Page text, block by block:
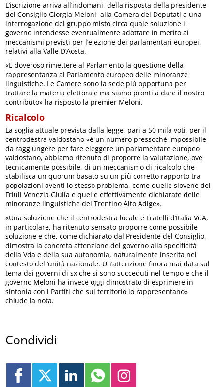
L’iscrizione arriva all’indomani della risposta della presidente
del Consiglio Giorgia Meloni alla Camera dei Deputati a una
interrogazione del gruppo misto circa quale soluzione il
governo intendesse eventualmente adottare in merito ai
meccanismi previsti per l’elezione dei parlamentari europei,
relativi alla Valle D’Aosta.
«È doveroso rimettere al Parlamento la questione della
rappresentanza al Parlamento europeo delle minoranze
linguistiche. Le Camere sono la sede più opportuna per
trattare la materia elettorale ma siamo pronti a dare il nostro
contributo» ha risposto la premier Meloni.
Ricalcolo
La soglia attuale prevista dalla legge, pari a 50 mila voti, per il
centrodestra valdostano «è un numero pressoché impossibile
da raggiungere per fare eleggere un parlamentare europeo
valdostano, abbiamo ritenuto di proporre la valutazione, ove
tecnicamente possibile, di un meccanismo di ricalcolo che
stabilisca un quorum basato su un più corretto rapporto tra
popolazioni aventi lo stesso problema, come quelle slovene del
Friuli Venezia Giulia e quelle effettivamente dichiarate delle
minoranze linguistiche del Trentino Alto Adige».
«Una soluzione che il centrodestra locale e Fratelli d’Italia VdA,
in particolare, ha ritenuto sensato proporre come possibile
soluzione e che, come dichiarato dal Presidente del Consiglio,
dimostra la concreta attenzione del governo alla specificità
della Vda e della sua autonomia, naturalmente inserita nel
contesto dell’unità nazionale. Un’attenzione finora mai data sul
tema dai governi di sx che si sono succeduti nel tempo e che il
governo Meloni ha invece oggi dimostrato di esprimere in
sintonia con i Partiti che sul territorio lo rappresentano»
chiude la nota.
Condividi